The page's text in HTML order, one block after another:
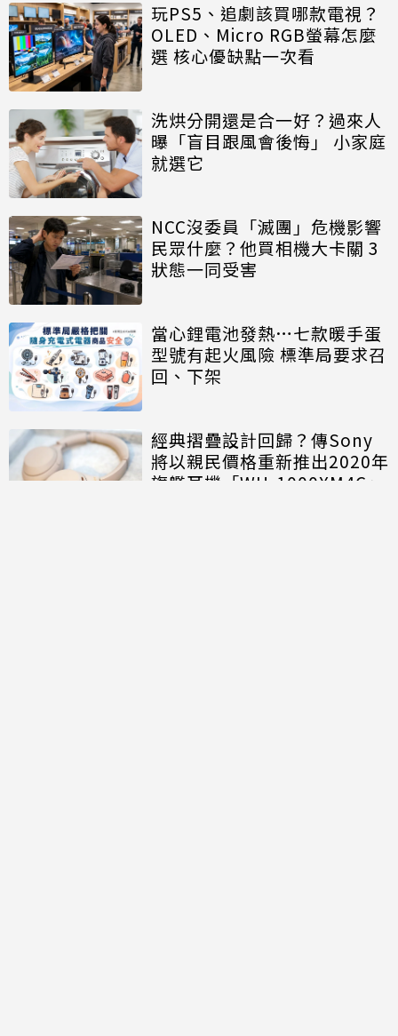
玩PS5、追劇該買哪款電視？
OLED、Micro RGB螢幕怎麼
選 核心優缺點一次看
洗烘分開還是合一好？過來人
曝「盲目跟風會後悔」 小家庭
就選它
NCC沒委員「滅團」危機影響
民眾什麼？他買相機大卡關 3
狀態一同受害
當心鋰電池發熱…七款暖手蛋
型號有起火風險 標準局要求召
回、下架
經典摺疊設計回歸？傳Sony
將以親民價格重新推出2020年
旗艦耳機「WH-1000XM4C」